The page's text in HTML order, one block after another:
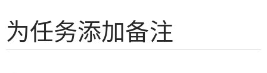
为任务添加备注